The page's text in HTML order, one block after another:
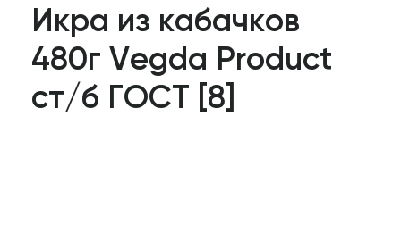
Икра из кабачков
480г Vegda Product
ст/б ГОСТ [8]